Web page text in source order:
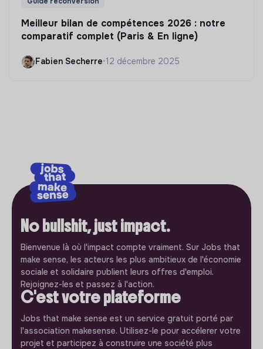
Meilleur bilan de compétences 2026 : notre
comparatif complet (Paris & En ligne)
Fabien Secherre•12 décembre 2025
No bullshit, just impact.
Bienvenue là où l'impact compte vraiment. Sur Jobs that
make sense, les acteurs les plus ambitieux de l'économie
sociale et solidaire publient leurs offres d'emploi.
Rejoignez-les et passez à l'action.
C'est votre plateforme
Jobs that make sense est un service gratuit porté par
l'association makesense. Utilisez-le pour accélerer votre
projet et participez à construire une société plus